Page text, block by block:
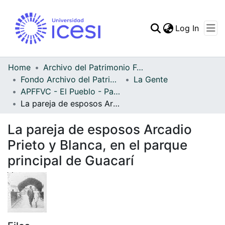
Statistics
Log In
Home
Archivo del Patrimonio Fotográfico y Fílmico del Valle del Cauca
Fondo Archivo del Patrimonio Fotográfico y Fílmico del Valle del Cauca
La Gente
APFFVC - El Pueblo - Patrimonial
La pareja de esposos Arcadio Prieto y Blanca, en el parque principal de Guacarí
La pareja de esposos Arcadio
Prieto y Blanca, en el parque
principal de Guacarí